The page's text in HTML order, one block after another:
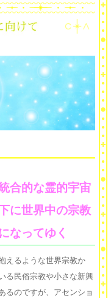
合的な霊的宇宙
に世界中の宗教
なってゆく
えるような世界宗教か
る民俗宗教や小さな新興
るのですが、アセンショ